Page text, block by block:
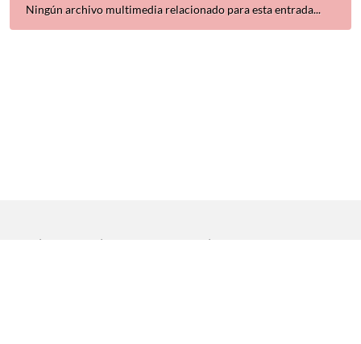
Ningún archivo multimedia relacionado para esta entrada...
| | |